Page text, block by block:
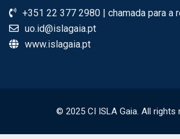
+351 22 377 2980 | chamada para a
uo.id@islagaia.pt
www.islagaia.pt
© 2025 CI ISLA Gaia. All rights